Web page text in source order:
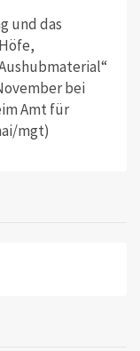
und das
bei
Amt für
mgt)